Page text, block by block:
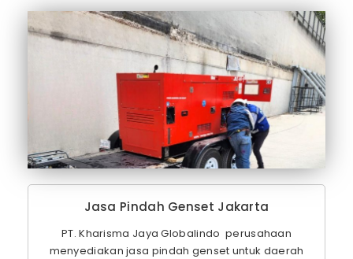
Jasa Pindah Genset Jakarta
PT. Kharisma Jaya Globalindo perusahaan
menyediakan jasa pindah genset untuk daerah